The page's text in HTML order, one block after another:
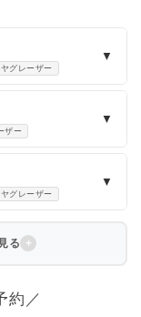
グレーザー
▼
ザー
▼
グレーザー
▼
る
約／